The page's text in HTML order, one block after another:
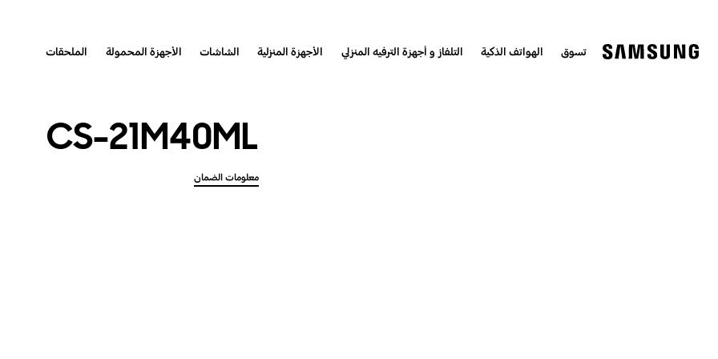
تسوق الهواتف الذكية التلفاز و أجهزة الترفيه المنزلي الأجهزة المنزلية الشاشات الأجهزة المحمولة الملحقات
CS-21M40ML
معلومات الضمان